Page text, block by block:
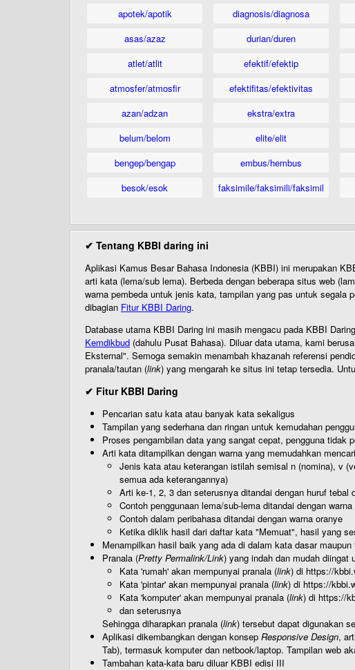
apotek/apotik
asas/azaz
atlet/atlit
atmosfer/atmosfir
azan/adzan
belum/belom
bengep/bengap
besok/esok
diagnosis/diagnosa
durian/duren
efektif/efektip
efektifitas/efektivitas
ekstra/extra
elite/elit
embus/hembus
faksimile/faksimili/faksimil
✔ Tentang KBBI daring ini
Aplikasi Kamus Besar Bahasa Indonesia (KBBI) ini merupakan
arti kata (lema/sub lema). Berbeda dengan beberapa situs web
warna pembeda untuk jenis kata, tampilan yang pas untuk segala
dibagian Fitur KBBI Daring.
Database utama KBBI Daring ini masih mengacu pada KBBI
Kemdikbud (dahulu Pusat Bahasa). Diluar data utama, kami
Eksternal". Semoga semakin menambah khazanah referensi
pranala/tautan (link) yang mengarah ke situs ini tetap tersedia.
✔ Fitur KBBI Daring
Pencarian satu kata atau banyak kata sekaligus
Tampilan yang sederhana dan ringan untuk kemudahan
Proses pengambilan data yang sangat cepat, pengguna tidak
Arti kata ditampilkan dengan warna yang memudahkan
Jenis kata atau keterangan istilah semisal n (nomina), v
semua ada keterangannya)
Arti ke-1, 2, 3 dan seterusnya ditandai dengan huruf tebal
Contoh penggunaan lema/sub-lema ditandai dengan warna
Contoh dalam peribahasa ditandai dengan warna oranye
Ketika diklik hasil dari daftar kata "Memuat", hasil yang
Menampilkan hasil baik yang ada di dalam kata dasar
Pranala (Pretty Permalink/Link) yang indah dan mudah
Kata 'rumah' akan mempunyai pranala (link) di https://
Kata 'pintar' akan mempunyai pranala (link) di https://
Kata 'komputer' akan mempunyai pranala (link) di https://
dan seterusnya
Sehingga diharapkan pranala (link) tersebut dapat digunakan
Aplikasi dikembangkan dengan konsep Responsive Design,
Tab), termasuk komputer dan netbook/laptop. Tampilan web
Tambahan kata-kata baru diluar KBBI edisi III